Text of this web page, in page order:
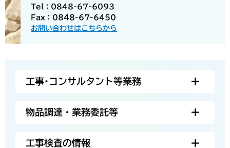
Tel：0848-67-6093
Fax：0848-67-6450
お問い合わせはこちらから
工事･コンサルタント等業務
物品調達・業務委託等
工事検査の情報